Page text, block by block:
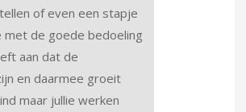
of even een stapje
de goede bedoeling
aan dat de
en daarmee groeit
maar jullie werken